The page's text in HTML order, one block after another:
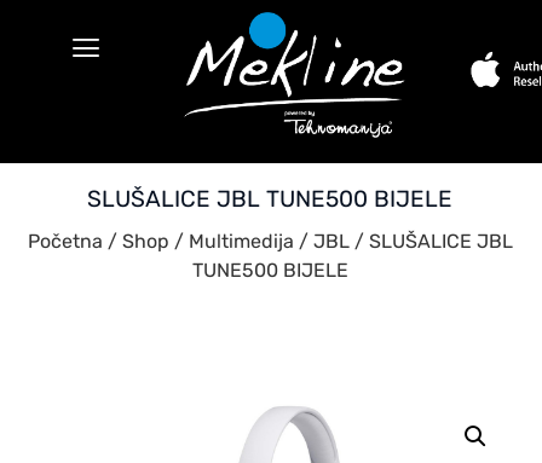
SLUŠALICE JBL TUNE500 BIJELE
Početna / Shop / Multimedija / JBL/ SLUŠALICE JBL
TUNE500 BIJELE